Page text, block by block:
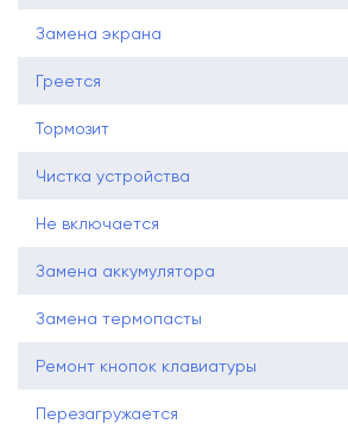
Замена экрана
Греется
Тормозит
Чистка устройства
Не включается
Замена аккумулятора
Замена термопасты
Ремонт кнопок клавиатуры
Перезагружается